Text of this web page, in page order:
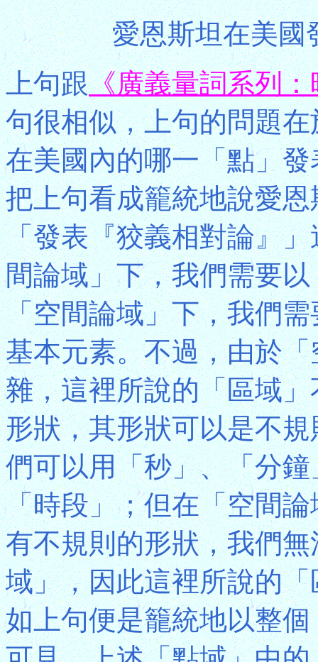
愛恩斯坦在美國
上句跟《廣義量詞系列
句很相似，上句的問題
在美國內的哪一「點」
把上句看成籠統地說愛
「發表『狡義相對論』
間論域」下，我們需要
「空間論域」下，我們
基本元素。不過，由於
雜，這裡所說的「區域
形狀，其形狀可以是不
們可以用「秒」、「分
「時段」；但在「空間
有不規則的形狀，我們
域」，因此這裡所說的
如上句便是籠統地以整